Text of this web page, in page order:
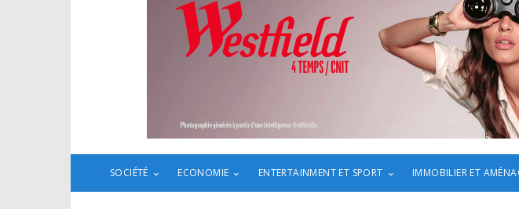
SOCIÉTÉ ECONOMIE ENTERTAINMENT ET SPORT IMMOBILIER ET